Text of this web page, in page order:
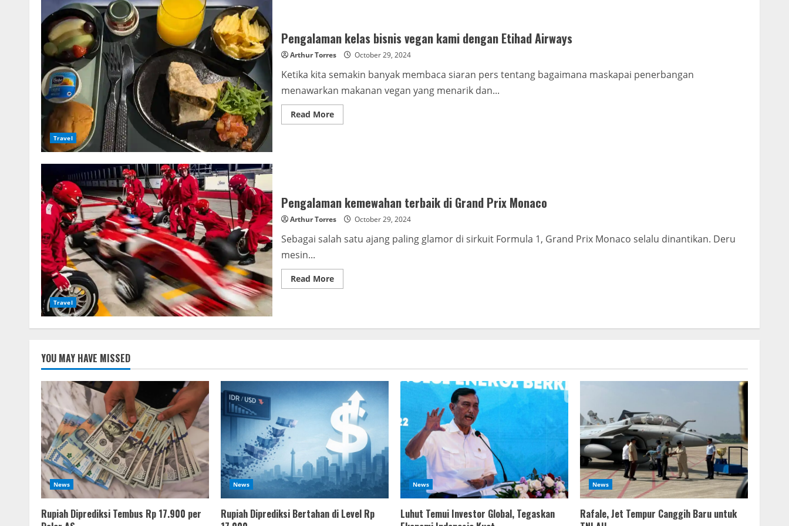
Travel
Pengalaman kelas bisnis vegan kami dengan Etihad Airways
Arthur Torres October 29, 2024
Ketika kita semakin banyak membaca siaran pers tentang bagaimana maskapai penerbangan
menawarkan makanan vegan yang menarik dan...
Read More
Travel
Pengalaman kemewahan terbaik di Grand Prix Monaco
Arthur Torres October 29, 2024
Sebagai salah satu ajang paling glamor di sirkuit Formula 1, Grand Prix Monaco selalu dinantikan. Deru
mesin...
Read More
YOU MAY HAVE MISSED
News
Rupiah Diprediksi Tembus Rp 17.900 per
News
Rupiah Diprediksi Bertahan di Level Rp
News
Luhut Temui Investor Global, Tegaskan
News
Rafale, Jet Tempur Canggih Baru untuk